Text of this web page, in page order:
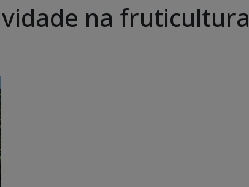
na fruticultura